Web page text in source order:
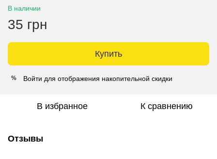
В наличии
35 грн
Купить
% Войти для отображения накопительной скидки
В избранное К сравнению
Отзывы